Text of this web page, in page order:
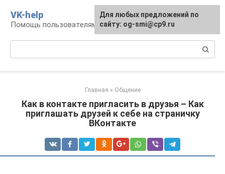
контенту
VK-help
Помощь пользователям соцсети ВКонтакте
Главная » Общение
Как в контакте пригласить в друзья – Как
приглашать друзей к себе на страничку
ВКонтакте
Для любых предложений по
сайту: og-smi@cp9.ru